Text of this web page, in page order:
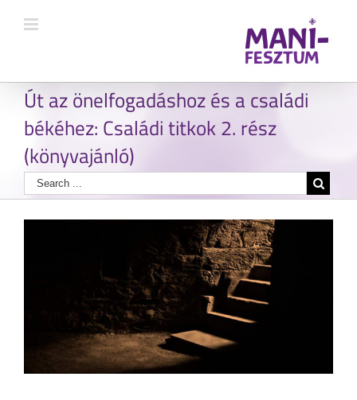
Út az önelfogadáshoz és a családi
békéhez: Családi titkok 2. rész
(könyvajánló)